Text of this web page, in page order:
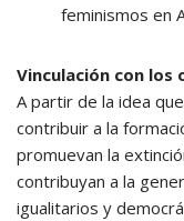
feminismos en
Vinculación con
A partir de la idea
contribuir a la
promuevan la
contribuyan a la
igualitarios y